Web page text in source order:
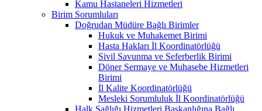
Kamu Hastaneleri Hizmetleri
Birim Sorumluları
Doğrudan Müdüre Bağlı Birimler
Hukuk ve Muhakemet Birimi
Hasta Hakları İl Koordinatörlüğü
Sivil Savunma ve Seferberlik Birimi
Döner Sermaye ve Muhasebe Hizmetleri
Birimi
İl Kalite Koordinatörlüğü
Mesleki Sorumluluk İl Koordinatörlüğü
Halk Sağlığı Hizmetleri Başkanlığına Bağlı